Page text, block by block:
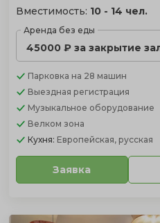
Вместимость: 10 - 14 чел.
Аренда без еды
45000 ₽ за закрытие
Парковка на 28 машин
Выездная регистрация
Музыкальное оборудование
Велком зона
Кухня: Европейская, русская
Заявка